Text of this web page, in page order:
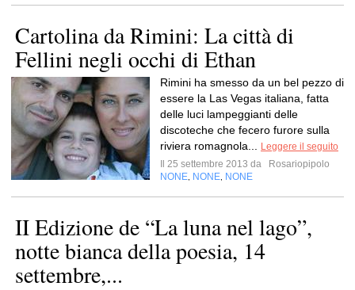
Cartolina da Rimini: La città di
Fellini negli occhi di Ethan
Rimini ha smesso da un bel pezzo di
essere la Las Vegas italiana, fatta
delle luci lampeggianti delle
discoteche che fecero furore sulla
riviera romagnola...
Leggere il seguito
Il 25 settembre 2013 da
Rosariopipolo
NONE NONE NONE
II Edizione de “La luna nel lago”,
notte bianca della poesia, 14
settembre,...